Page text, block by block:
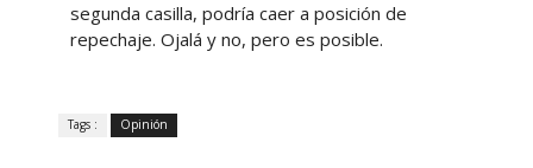
segunda casilla, podría caer a posición de
repechaje. Ojalá y no, pero es posible.
Tags : Opinión